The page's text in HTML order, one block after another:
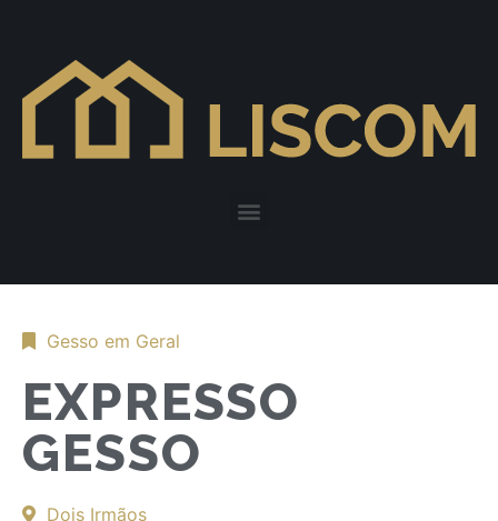
Gesso em Geral
EXPRESSO
GESSO
Dois Irmãos